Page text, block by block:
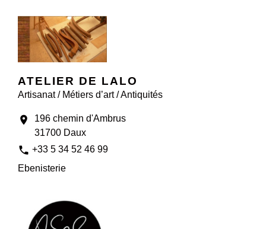
ATELIER DE LALO
Artisanat / Métiers d’art / Antiquités
location_on
196 chemin d'Ambrus
31700 Daux
phone +33 5 34 52 46 99
Ebenisterie